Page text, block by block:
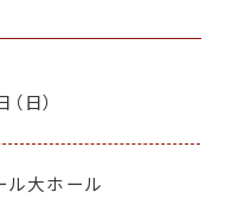
（日）
ル大ホール